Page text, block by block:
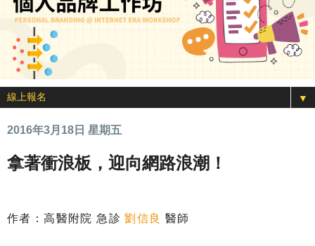
▼
2016年3月18日 星期五
拿著衝浪板，迎向網路浪潮！
作者：高醫附院 急診劉信良 醫師